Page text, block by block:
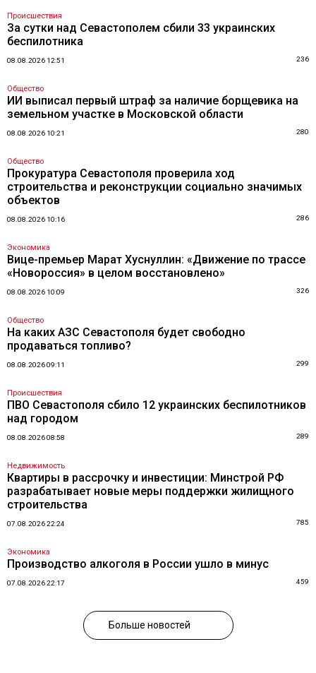
Происшествия
За сутки над Севастополем сбили 33 украинских
беспилотника
08.08.2026 12:51 236
Общество
ИИ выписал первый штраф за наличие борщевика на
земельном участке в Московской области
08.08.2026 10:21 280
Общество
Прокуратура Севастополя проверила ход
строительства и реконструкции социально значимых
объектов
08.08.2026 10:16 286
Экономика
Вице-премьер Марат Хуснуллин: «Движение по трассе
«Новороссия» в целом восстановлено»
08.08.2026 10:09 326
Общество
На каких АЗС Севастополя будет свободно
продаваться топливо?
08.08.2026 09:11 299
Происшествия
ПВО Севастополя сбило 12 украинских беспилотников
над городом
08.08.2026 08:58 289
Недвижимость
Квартиры в рассрочку и инвестиции: Минстрой РФ
разрабатывает новые меры поддержки жилищного
строительства
07.08.2026 22:24 785
Экономика
Производство алкоголя в России ушло в минус
07.08.2026 22:17 459
Больше новостей